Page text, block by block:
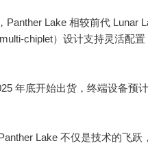
Panther Lake 相较前代 Lunar
chiplet）设计支持灵活配
年底开始出货，终端设备预
Lake 不仅是技术的飞